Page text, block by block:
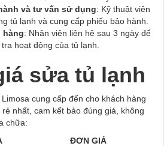
và tư vấn sử dụng: Kỹ thuật viên
tủ lạnh và cung cấp phiếu bảo hành.
hàng: Nhân viên liên hệ sau 3 ngày để
hoạt động của tủ lạnh.
sửa tủ lạnh
cung cấp đến cho khách hàng
rẻ nhất, cam kết bảo đúng giá, không
chữa:
ĐƠN GIÁ